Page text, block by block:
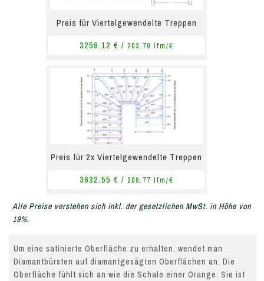
Preis für Viertelgewendelte Treppen
3259.12 € / 203.70 lfm/€
Preis für 2x Viertelgewendelte Treppen
3632.55 € / 208.77 lfm/€
Alle Preise verstehen sich inkl. der gesetzlichen MwSt. in Höhe von
19%.
Um eine satinierte Oberfläche zu erhalten, wendet man
Diamantbürsten auf diamantgesägten Oberflächen an. Die
Oberfläche fühlt sich an wie die Schale einer Orange. Sie ist